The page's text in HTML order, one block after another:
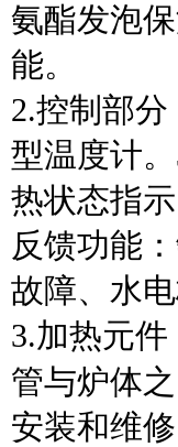
氨酯发泡
能。
2.控制部
型温度计
热状态指
反馈功能
故障、水
3.加热元
管与炉体
安装和维